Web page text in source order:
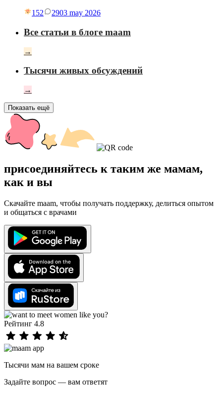
152 2903 may 2026
Все статьи в блоге maam
→
Тысячи живых обсуждений
→
Показать ещё
присоединяйтесь к таким же мамам,
как и вы
Скачайте maam, чтобы получать поддержку, делиться опытом
и общаться с врачами
Рейтинг 4.8
Тысячи мам на вашем сроке
Задайте вопрос — вам ответят